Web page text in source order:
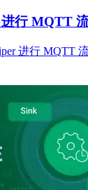
行 MQTT
进行 MQTT